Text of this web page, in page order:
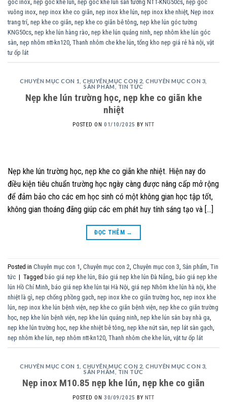
góc inox nẹp góc khe lún nẹp góc khe lún sàn tường NTT-KNG50cs nẹp góc
vuông inox nẹp inox khe co giãn nẹp inox khe lún nẹp inox khe nhiệt Nẹp inox
trang trí nẹp khe co giãn nẹp khe co giãn bê tông nẹp khe lún góc tường
KNG50cs nẹp khe lún hàng rào nẹp khe lún quảng ninh nẹp nhôm khe lún góc
sàn nẹp nhôm ntt-kn120 Thanh nhôm che khe lún ,tổng kho nẹp giá rẻ hà nội vật
tư ốp lát
CHUYÊN MỤC CON 1 ,CHUYÊN MỤC CON 2 ,CHUYÊN MỤC CON 3
SẢN PHẨM , TIN TỨC
Nẹp khe lún trường học, nẹp khe co giãn khe
nhiệt
POSTED ON 01/10/2025 BY NTT
Nẹp khe lún trường học, nẹp khe co giãn khe nhiệt. Hiện nay do
điều kiện tiêu chuẩn trường học ngày càng được nâng cấp mở rộng
để đảm bảo cho các em học sinh có một không gian học tập tốt,
không gian thoáng đãng giúp các em phát huy tính sáng tạo và […]
ĐỌC THÊM →
Posted in Chuyên mục con 1, Chuyên mục con 2, Chuyên mục con 3, Sản phẩm, Tin
tức | Tagged báo giá nẹp khe lún, Báo giá nẹp khe lún Đà Nẵng, báo giá nẹp khe
lún Hồ Chí Minh, báo giá nẹp khe lún tại Hà Nội, giá nẹp Nhôm khe lún hà nội, khe
nhiệt là gì, nẹp chống phồng gạch, nẹp inox khe co giãn trường học, nẹp inox khe
lún, nẹp inox khe lún bệnh viện, nẹp khe co giãn bệnh viện, nẹp khe co giãn trường
học, nẹp khe lún bệnh viện, nẹp khe lún quảng ninh, nẹp khe lún sân bay nhà ga,
nẹp khe lún trường học, nẹp khe nhiệt bê tông, nẹp khe nứt sàn, nẹp lát sàn gạch,
nẹp nhôm khe lún, nẹp nhôm ntt-kn120, Thanh nhôm che khe lún, vật tư ốp lát
CHUYÊN MỤC CON 1 ,CHUYÊN MỤC CON 2 ,CHUYÊN MỤC CON 3
SẢN PHẨM , TIN TỨC
Nẹp inox M10.85 nẹp khe lún, nẹp khe co giãn
POSTED ON 30/09/2025 BY NTT